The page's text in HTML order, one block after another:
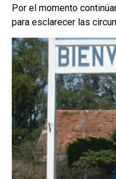
Por el momento
para esclarecer las